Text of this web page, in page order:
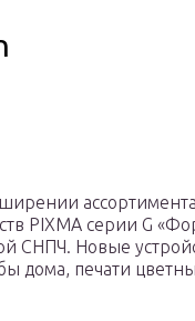
PIXMA серии G
СНПЧ. Новые
дома, печати